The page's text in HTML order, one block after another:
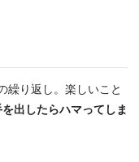
繰り返し。楽しいこと
出したらハマってしま